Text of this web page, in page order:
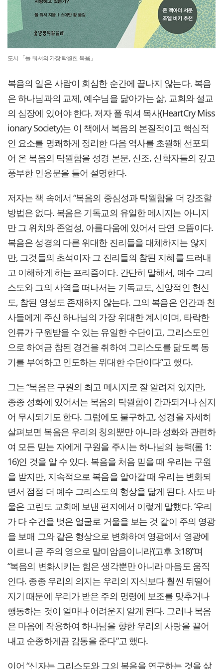
도서 「폴 워셔의 가장 탁월한 복음」
복음의 일은 사람이 회심한 순간에 끝나지 않는다. 복음
은 하나님과의 교제, 예수님을 닮아가는 삶, 교회와 설교
의 심장에 있어야 한다. 저자 폴 워셔 목사(HeartCry Miss
ionary Society)는 이 책에서 복음의 본질적이고 핵심적
인 요소를 명쾌하게 정리한 다음 역사를 초월해 선포되
어 온 복음의 탁월함을 성경 본문, 신조, 신학자들의 깊고
풍부한 인용문을 들어 설명한다.
저자는 책 속에서 “복음의 중심성과 탁월함을 더 강조할
방법은 없다. 복음은 기독교의 유일한 메시지는 아니지
만 그 위치와 존엄성, 아름다움에 있어서 단연 으뜸이다.
복음은 성경의 다른 위대한 진리들을 대체하지는 않지
만, 그것들의 초석이자 그 진리들의 참된 지혜를 드러내
고 이해하게 하는 프리즘이다. 간단히 말해서, 예수 그리
스도와 그의 사역을 떠나서는 기독교도, 신앙적인 헌신
도, 참된 영성도 존재하지 않는다. 그의 복음은 인간과 천
사들에게 주신 하나님의 가장 위대한 계시이며, 타락한
인류가 구원받을 수 있는 유일한 수단이고, 그리스도인
으로 하여금 참된 경건을 취하여 그리스도를 닮도록 동
기를 부여하고 인도하는 위대한 수단이다”고 했다.
그는 “복음은 구원의 최고 메시지로 잘 알려져 있지만,
종종 성화에 있어서는 복음의 탁월함이 간과되거나 심지
어 무시되기도 한다. 그럼에도 불구하고, 성경을 자세히
살펴보면 복음은 우리의 칭의뿐만 아니라 성화와 관련하
여 모든 믿는 자에게 구원을 주시는 하나님의 능력(롬 1:
16)인 것을 알 수 있다. 복음을 처음 믿을 때 우리는 구원
을 받지만, 지속적으로 복음을 알아갈 때 우리는 변화되
면서 점점 더 예수 그리스도의 형상을 닮게 된다. 사도 바
울은 고린도 교회에 보낸 편지에서 이렇게 말했다. ‘우리
가 다 수건을 벗은 얼굴로 거울을 보는 것 같이 주의 영광
을 보매 그와 같은 형상으로 변화하여 영광에서 영광에
이르니 곧 주의 영으로 말미암음이니라’(고후 3:18)”며
“복음의 변화시키는 힘은 생각뿐만 아니라 마음도 움직
인다. 종종 우리의 의지는 우리의 지식보다 훨씬 뒤떨어
지기 때문에 우리가 받은 주의 명령에 보조를 맞추거나
행동하는 것이 얼마나 어려운지 알게 된다. 그러나 복음
은 마음에 작용하여 하나님을 향한 우리의 사랑을 끌어
내고 순종하게끔 감동을 준다”고 했다.
이어 “신자는 그리스도와 그의 복음을 연구하는 것을 삶